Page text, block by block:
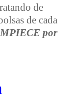
de
de cada
por